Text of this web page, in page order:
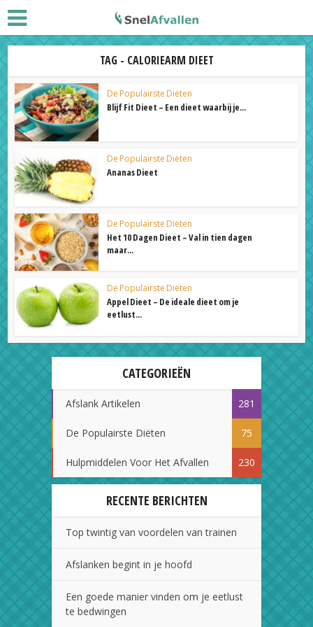
TAG - CALORIEARM DIEET
De Populairste Diëten
Blijf Fit Dieet – Een dieet waarbij je...
De Populairste Diëten
Ananas Dieet
De Populairste Diëten
Het 10 Dagen Dieet – Val in tien dagen
maar...
De Populairste Diëten
Appel Dieet – De ideale dieet om je
eetlust...
CATEGORIEËN
Afslank Artikelen 281
De Populairste Diëten 75
Hulpmiddelen Voor Het Afvallen 230
RECENTE BERICHTEN
Top twintig van voordelen van trainen
Afslanken begint in je hoofd
Een goede manier vinden om je eetlust
te bedwingen